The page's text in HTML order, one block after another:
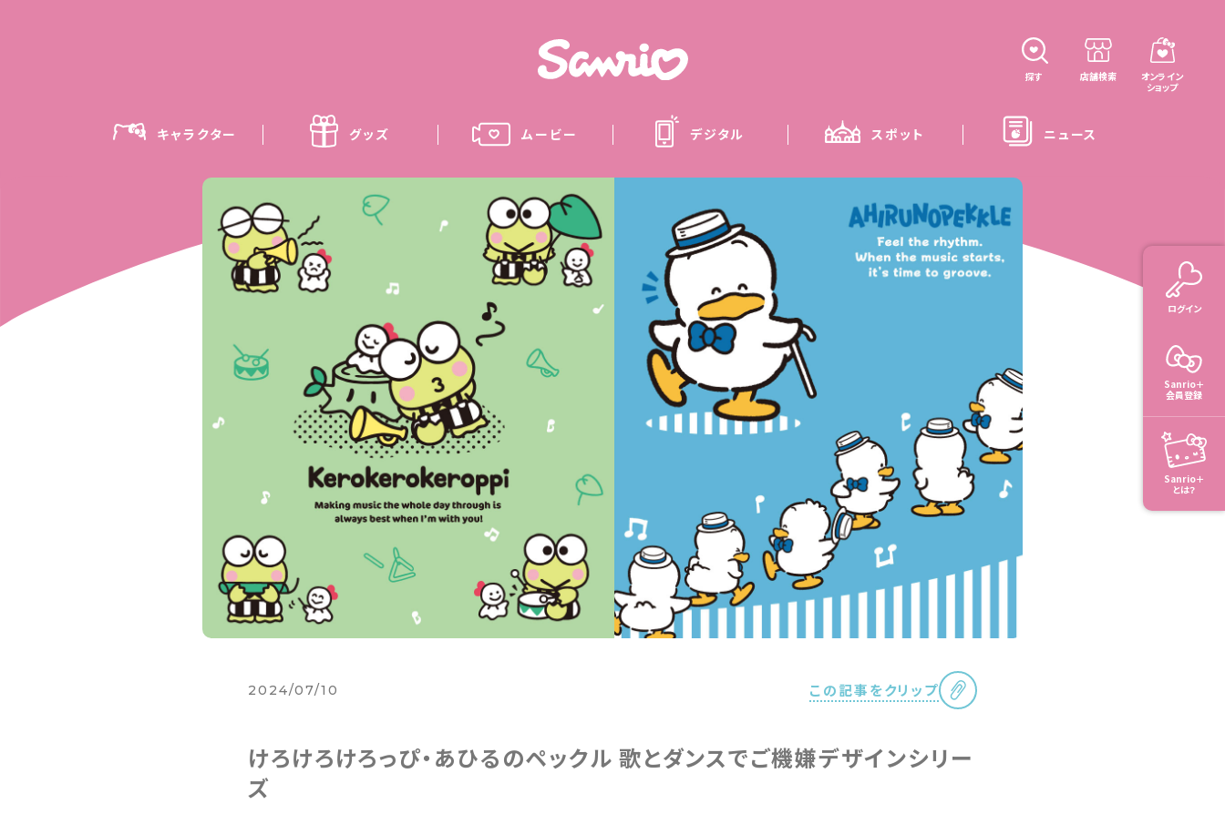
ログイン
Sanrio＋
会員登録
Sanrio＋
とは？
探す 店舗検索
オンライン
ショップ
キャラクター グッズ ムービー デジタル スポット ニュース
2024/07/10 この記事をクリップ
けろけろけろっぴ・あひるのペックル 歌とダンスでご機嫌デザインシリー
ズ